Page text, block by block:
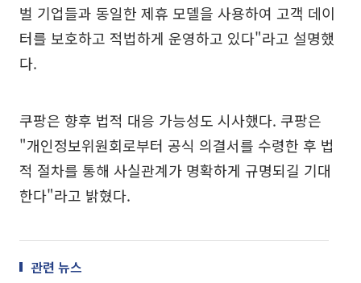
벌 기업들과 동일한 제휴 모델을 사용하여 고객 데이
터를 보호하고 적법하게 운영하고 있다"라고 설명했
다.
쿠팡은 향후 법적 대응 가능성도 시사했다. 쿠팡은
"개인정보위원회로부터 공식 의결서를 수령한 후 법
적 절차를 통해 사실관계가 명확하게 규명되길 기대
한다"라고 밝혔다.
관련 뉴스